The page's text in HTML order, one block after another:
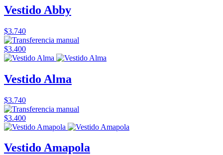
Vestido Abby
$3.740
$3.400
Vestido Alma
$3.740
$3.400
Vestido Amapola